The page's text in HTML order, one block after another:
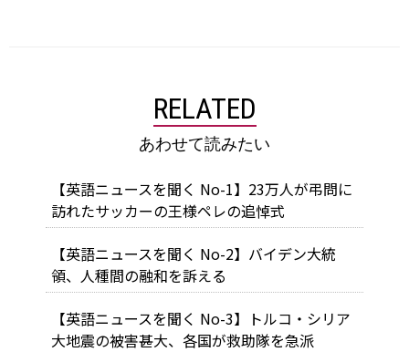
RELATED
あわせて読みたい
【英語ニュースを聞く No-1】23万人が弔問に
訪れたサッカーの王様ペレの追悼式
【英語ニュースを聞く No-2】バイデン大統
領、人種間の融和を訴える
【英語ニュースを聞く No-3】トルコ・シリア
大地震の被害甚大、各国が救助隊を急派